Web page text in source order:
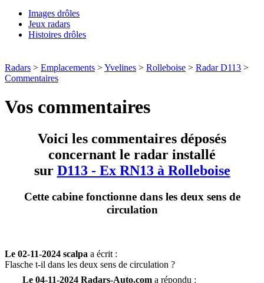
Images drôles
Jeux radars
Histoires drôles
Radars > Emplacements >Yvelines > Rolleboise > Radar D113 >
Commentaires
Vos commentaires
Voici les commentaires déposés
concernant le radar installé
sur D113 - Ex RN13 à Rolleboise
Cette cabine fonctionne dans les deux sens de
circulation
Le 02-11-2024 scalpa a écrit :
Flasche t-il dans les deux sens de circulation ?
Le 04-11-2024 Radars-Auto.com a répondu :